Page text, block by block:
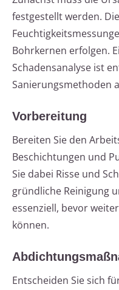
festgestellt werden.
Bohrkernen erfolgen.
Schadensanalyse ist
Sanierungsmethoden
Vorbereitung
Bereiten Sie den
Beschichtungen und
Sie dabei Risse und
gründliche Reinigung
essenziell, bevor
können.
Entscheiden Sie sich